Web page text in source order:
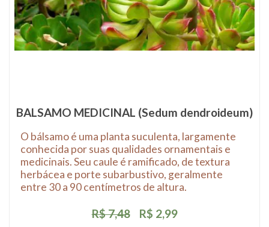
BALSAMO MEDICINAL (Sedum dendroideum)
O bálsamo é uma planta suculenta, largamente
conhecida por suas qualidades ornamentais e
medicinais. Seu caule é ramificado, de textura
herbácea e porte subarbustivo, geralmente
entre 30 a 90 centímetros de altura.
R$ 7,48 R$ 2,99